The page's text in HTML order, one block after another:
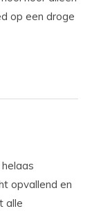
op een droge
opvallend en
alle